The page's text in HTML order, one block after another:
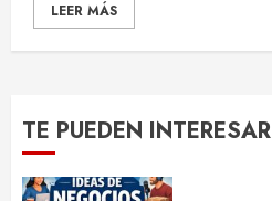
LEER MÁS
TE PUEDEN INTERESAR